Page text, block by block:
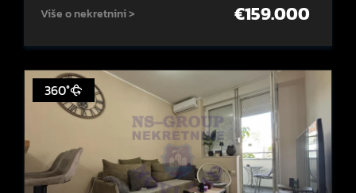
Više o nekretnini > €159.000
360°